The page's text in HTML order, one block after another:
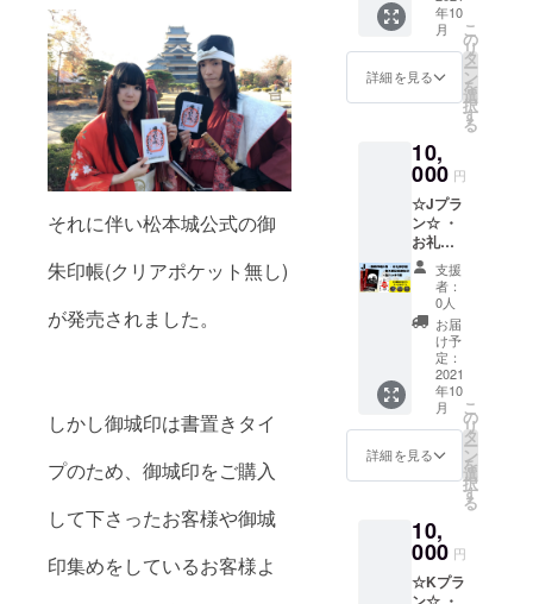
それに伴い松本城公式の御
朱印帳(クリアポケット無し)
が発売されました。
しかし御城印は書置きタイ
プのため、御城印をご購入
して下さったお客様や御城
印集めをしているお客様よ
(38mm)
※登久姫
御朱印
帳の内
イズは
大判サ
イズ(横
12cm×
縦
18cm)
＊備考
欄への
記載＊
お名前
(ハンド
ルネー
ム可)を
お知ら
せ下さ
い。
城缶
バッジ1
種 (3種
類の中
からラ
ンダム
登久姫
記念御
朱印 ※
リター
ンを郵
送(レ
ター
パック)
にてお
送り致
しま
す。 ※
缶バッ
チサイ
(38mm)
※御城印
付タイ
プ。サ
イズ(横
12.4cm
年10
月
詳細を見る
こ
の
リ
タ
ー
ン
を
選
択
す
る
10,
000 円
☆Jプラ
ン☆ ・
お礼の
御手紙
・御城
印帳2冊
・松本
城缶
バッジ1
種 (3種
類の中
からラ
ンダム
で1個)
・登久
姫記念
※リター
ンを郵
送(レ
ター
支援
者：
0人
お届
け予
定：
2021
年10
月
詳細を見る
こ
の
リ
タ
ー
ン
を
選
択
す
る
10,
000 円
☆Kプラ